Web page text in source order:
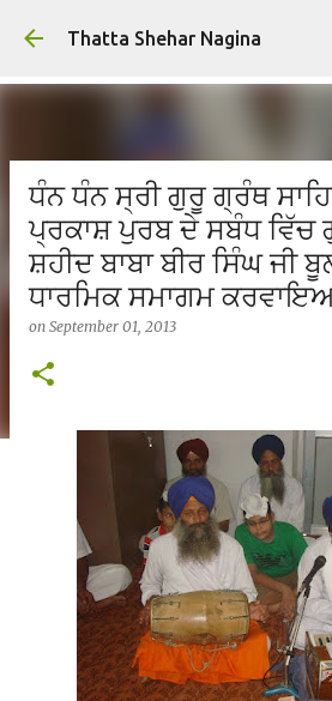
Skip to main
Thatta Shehar Nagina
ਧੰਨ ਧੰਨ ਸ੍ਰੀ ਗੁਰੂ ਗ੍ਰੰਥ
ਪ੍ਰਕਾਸ਼ ਪੁਰਬ ਦੇ ਸਬੰਧ
ਸ਼ਹੀਦ ਬਾਬਾ ਬੀਰ ਸਿੰਘ ਜੀ
ਧਾਰਮਿਕ ਸਮਾਗਮ
on September 01, 2013